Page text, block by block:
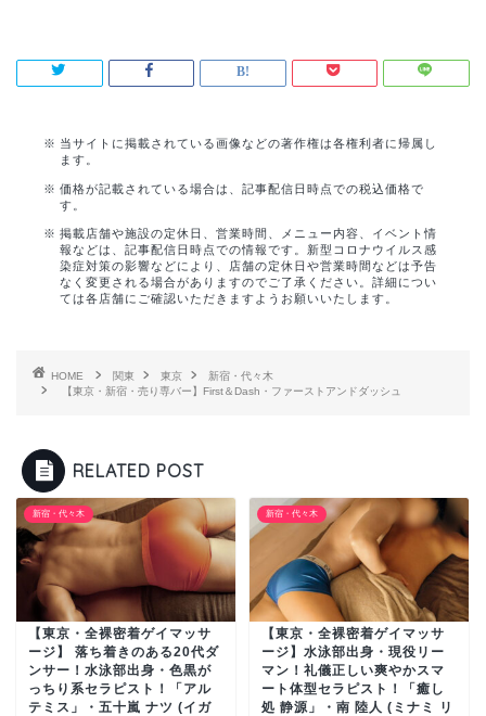
当サイトに掲載されている画像などの著作権は各権利者に帰属し
ます。
価格が記載されている場合は、記事配信日時点での税込価格で
す。
掲載店舗や施設の定休日、営業時間、メニュー内容、イベント情
報などは、記事配信日時点での情報です。新型コロナウイルス感
染症対策の影響などにより、店舗の定休日や営業時間などは予告
なく変更される場合がありますのでご了承ください。詳細につい
ては各店舗にご確認いただきますようお願いいたします。
HOME 関東 東京
新宿・代々木
【東京・新宿・売り専バー】First＆Dash・ファーストアンドダッシュ
RELATED POST
新宿・代々木
【東京・全裸密着ゲイマッサ
ージ】 落ち着きのある20代ダ
ンサー！水泳部出身・色黒が
っちり系セラピスト！「アル
テミス」・五十嵐 ナツ (イガ
新宿・代々木
【東京・全裸密着ゲイマッサ
ージ】水泳部出身・現役リー
マン！礼儀正しい爽やかスマ
ート体型セラピスト！「癒し
処 静源」・南 陸人 (ミナミ リ